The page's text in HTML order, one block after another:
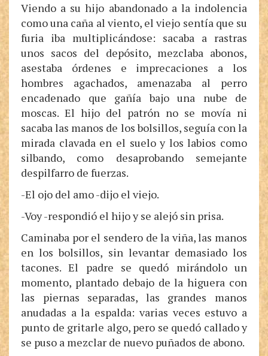
Viendo a su hijo abandonado a la indolencia
como una caña al viento, el viejo sentía que su
furia iba multiplicándose: sacaba a rastras
unos sacos del depósito, mezclaba abonos,
asestaba órdenes e imprecaciones a los
hombres agachados, amenazaba al perro
encadenado que gañía bajo una nube de
moscas. El hijo del patrón no se movía ni
sacaba las manos de los bolsillos, seguía con la
mirada clavada en el suelo y los labios como
silbando, como desaprobando semejante
despilfarro de fuerzas.
-El ojo del amo -dijo el viejo.
-Voy -respondió el hijo y se alejó sin prisa.
Caminaba por el sendero de la viña, las manos
en los bolsillos, sin levantar demasiado los
tacones. El padre se quedó mirándolo un
momento, plantado debajo de la higuera con
las piernas separadas, las grandes manos
anudadas a la espalda: varias veces estuvo a
punto de gritarle algo, pero se quedó callado y
se puso a mezclar de nuevo puñados de abono.